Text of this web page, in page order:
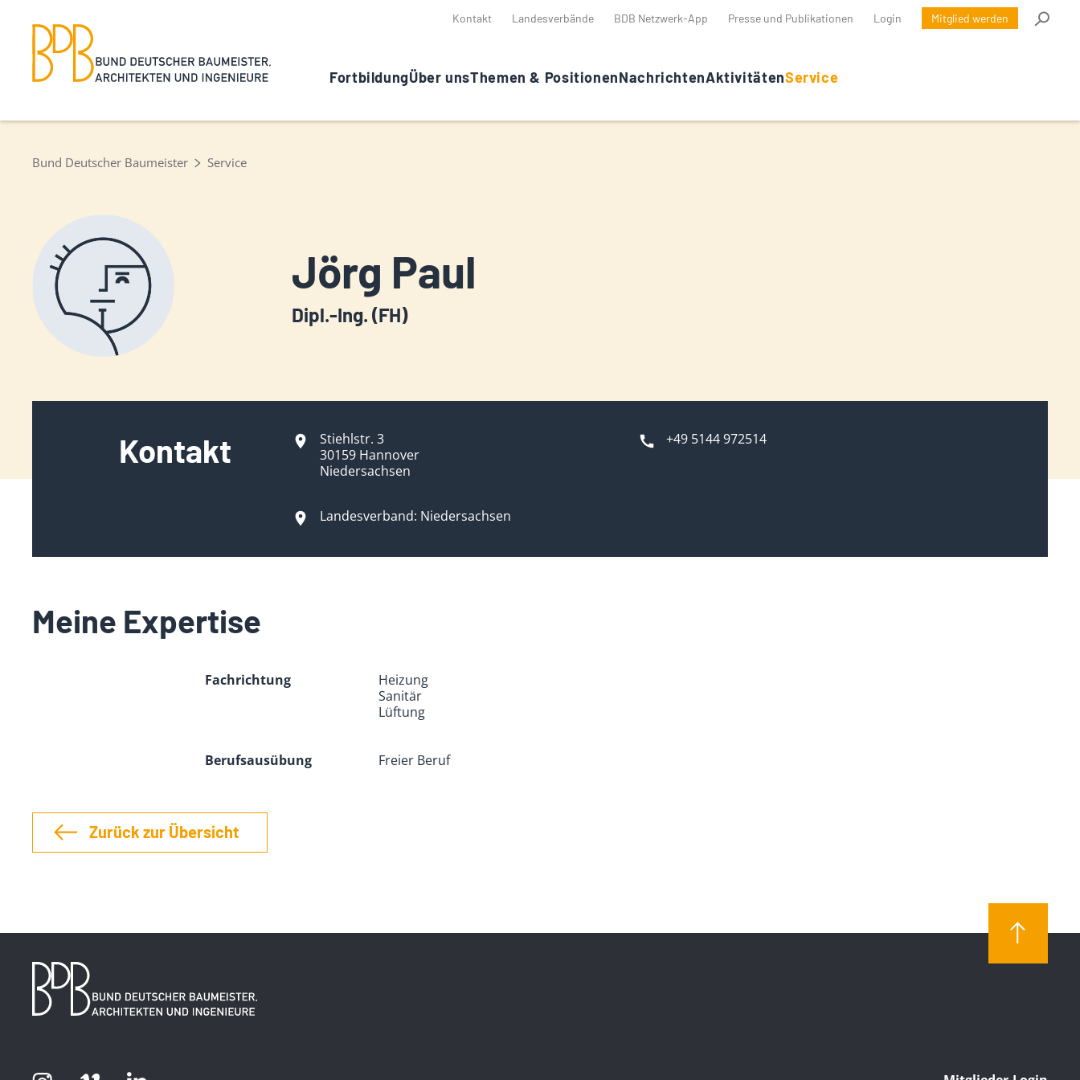
Kontakt Landesverbände BDB Netzwerk-App Presse und Publikationen Login Mitglied werden
FortbildungÜber unsThemen & PositionenNachrichtenAktivitätenService
Bund Deutscher Baumeister Service
Jörg Paul
Dipl.-Ing. (FH)
Kontakt
Stiehlstr. 3
30159 Hannover
Niedersachsen
+49 5144 972514
Landesverband: Niedersachsen
Meine Expertise
Fachrichtung
Heizung
Sanitär
Lüftung
Berufsausübung Freier Beruf
Zurück zur Übersicht